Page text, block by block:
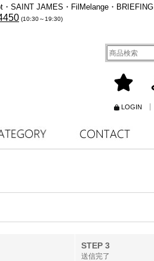
SAINT JAMES・FilMelange・BRIEFING
(10:30～19:30)
LOGIN
STEP 3
送信完了